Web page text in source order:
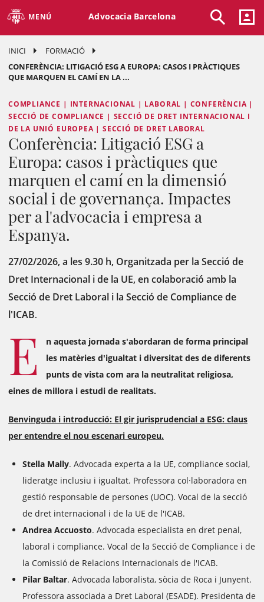
MENÚ Advocacia Barcelona
INICI
FORMACIÓ
CONFERÈNCIA: LITIGACIÓ ESG A EUROPA: CASOS I PRÀCTIQUES
QUE MARQUEN EL CAMÍ EN LA ...
COMPLIANCE | INTERNACIONAL | LABORAL | CONFERÈNCIA |
SECCIÓ DE COMPLIANCE | SECCIÓ DE DRET INTERNACIONAL I
DE LA UNIÓ EUROPEA | SECCIÓ DE DRET LABORAL
Conferència: Litigació ESG a
Europa: casos i pràctiques que
marquen el camí en la dimensió
social i de governança. Impactes
per a l'advocacia i empresa a
Espanya.
27/02/2026, a les 9.30 h, Organitzada per la Secció de
Dret Internacional i de la UE, en colaboració amb la
Secció de Dret Laboral i la Secció de Compliance de
l'ICAB.
E
n aquesta jornada s'abordaran de forma principal
les matèries d'igualtat i diversitat des de diferents
punts de vista com ara la neutralitat religiosa,
eines de millora i estudi de realitats.
Benvinguda i introducció: El gir jurisprudencial a ESG: claus
per entendre el nou escenari europeu.
Stella Mally. Advocada experta a la UE, compliance social,
lideratge inclusiu i igualtat. Professora col·laboradora en
gestió responsable de persones (UOC). Vocal de la secció
de dret internacional i de la UE de l'ICAB.
Andrea Accuosto. Advocada especialista en dret penal,
laboral i compliance. Vocal de la Secció de Compliance i de
la Comissió de Relacions Internacionals de l'ICAB.
Pilar Baltar. Advocada laboralista, sòcia de Roca i Junyent.
Professora associada a Dret Laboral (ESADE). Presidenta de